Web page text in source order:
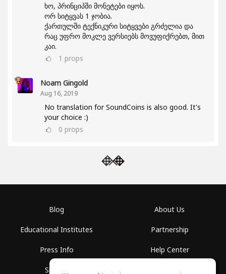
ხო, პრინციპში მონეტები იყოს.
ორ სიტყვას 1 ჯობია.
ქართულში ტექნიკური სიტყვები გრძელია და
რაც უფრო მოკლე ვერსიებს მოვუფიქრებთ, მით
კაი.
1 props
Noam Gingold
Aug 16, 2019
No translation for SoundCoins is also good. It's
your choice :)
0 props
Blog
Educational Institutes
Press Info
Spaces
About Us
Partnership
Help Center